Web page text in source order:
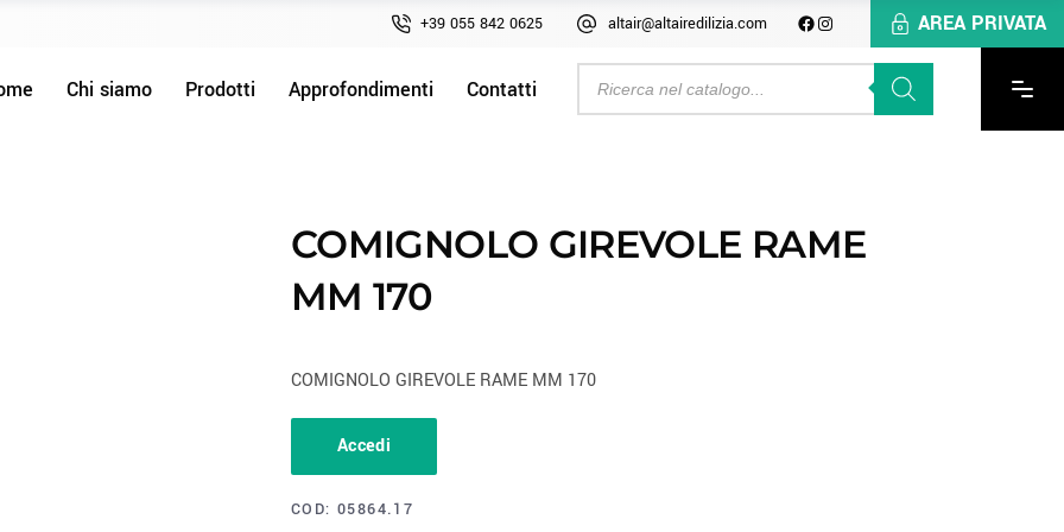
+39 055 842 0625 altair@altairedilizia.com AREA PRIVATA
Chi siamo Prodotti Approfondimenti Contatti
COMIGNOLO GIREVOLE RAME
MM 170
COMIGNOLO GIREVOLE RAME MM 170
Accedi
COD: 05864.17